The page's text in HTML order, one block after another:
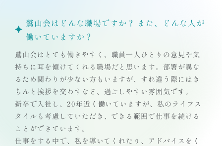
鷲山会はどんな職場ですか？ また、どんな人が
働いていますか？
鷲山会はとても働きやすく、職員一人ひとりの意見や気
持ちに耳を傾けてくれる職場だと思います。部署が異な
るため関わりが少ない方もいますが、すれ違う際にはき
ちんと挨拶を交わすなど、過ごしやすい雰囲気です。
新卒で入社し、20年近く働いていますが、私のライフス
タイルも考慮していただき、できる範囲で仕事を続ける
ことができています。
仕事をする中で、私を導いてくれたり、アドバイスをく